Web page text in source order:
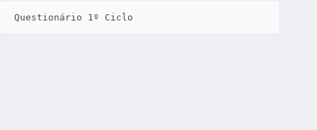
Questionário 1º Ciclo